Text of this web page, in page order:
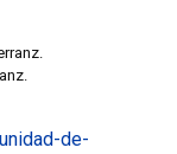
de-